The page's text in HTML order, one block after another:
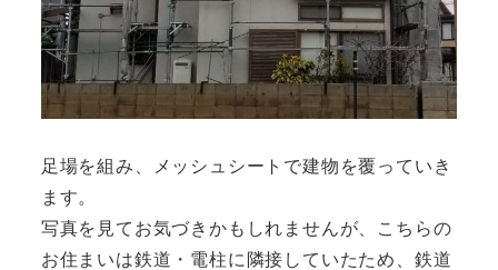
足場を組み、メッシュシートで建物を覆っていき
ます。
写真を見てお気づきかもしれませんが、こちらの
お住まいは鉄道・電柱に隣接していたため、鉄道